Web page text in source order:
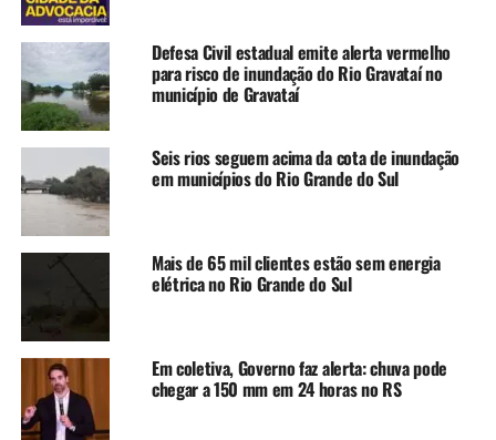
“Com esta retomada,
somando às sete bombas
móveis que já instalamos
nos últimos dias, chegamos
a uma retirada de 10 mil
litros de água por
segundo”, conta o
secretário.
O funcionamento da Casa de Bombas 8 deverá contribuir
para que a água baixe o suficiente para que a Casa de
Bombas 6 também possa ser retomada. Com ambas em
operação, a água deve descer e permitir a instalação da
Defesa Civil estadual emite alerta vermelho
para risco de inundação do Rio Gravataí no
município de Gravataí
Seis rios seguem acima da cota de inundação
em municípios do Rio Grande do Sul
Mais de 65 mil clientes estão sem energia
elétrica no Rio Grande do Sul
Em coletiva, Governo faz alerta: chuva pode
chegar a 150 mm em 24 horas no RS